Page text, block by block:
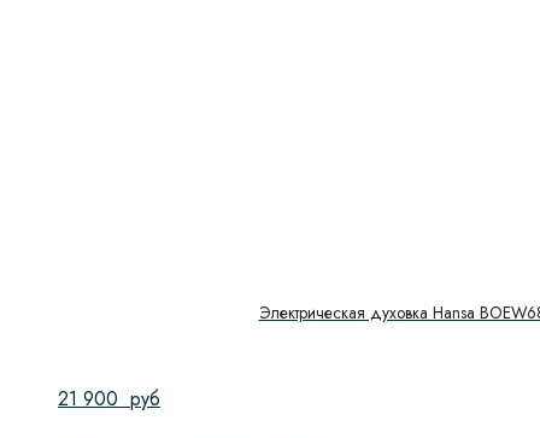
Электрическая духовка Hansa
21 900 руб